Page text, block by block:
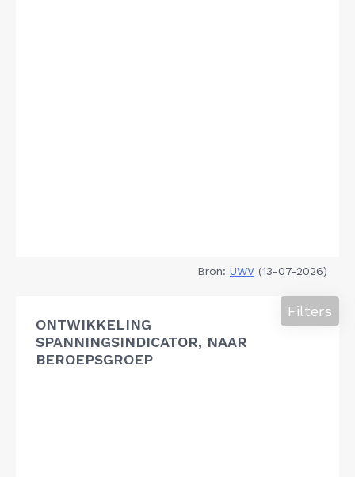
Bron: UWV (13-07-2026)
ONTWIKKELING
SPANNINGSINDICATOR, NAAR
BEROEPSGROEP
Filters